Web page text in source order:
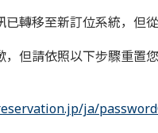
轉移至新訂位系統，但
但請依照以下步驟重置您
ja/